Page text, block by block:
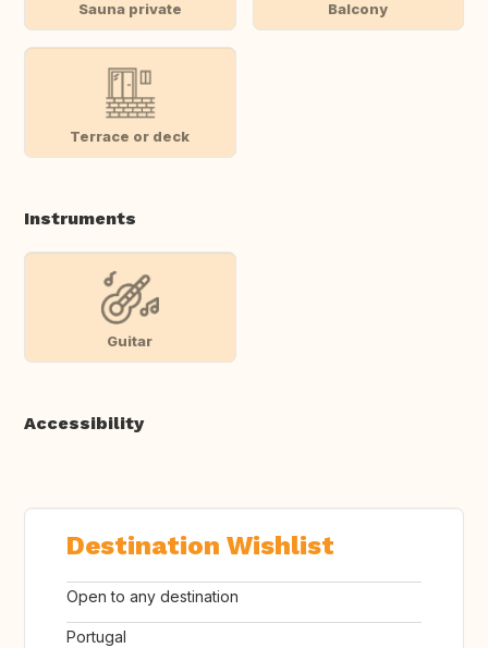
Sauna private Balcony
Terrace or deck
Instruments
Guitar
Accessibility
Destination Wishlist
Open to any destination
Portugal